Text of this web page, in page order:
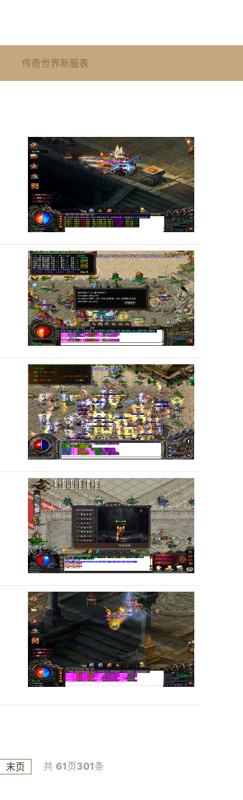
传奇世界新服表
末页 共 61页301条